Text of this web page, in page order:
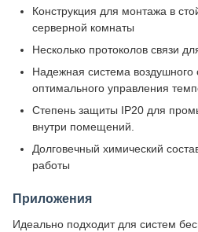
Конструкция для монтажа в
серверной комнаты
Несколько протоколов связи
Надежная система воздушного
оптимального управления
Степень защиты IP20 для
внутри помещений.
Долговечный химический
работы
Приложения
Идеально подходит для систем